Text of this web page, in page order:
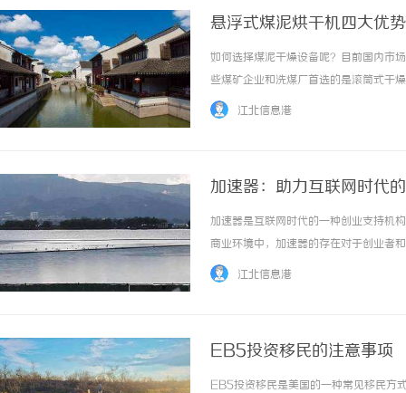
悬浮式煤泥烘干机四大优
如何选择煤泥干燥设备呢？目前国内市
些煤矿企业和洗煤厂首选的是滚筒式干
难进行大规模工业化生产，且其产能低
江北信息港
加速器：助力互联网时代
加速器是互联网时代的一种创业支持机
商业环境中，加速器的存在对于创业者
业初期，很多企业面临着资金不足的困
江北信息港
EB5投资移民的注意事项
EB5投资移民是美国的一种常见移民方